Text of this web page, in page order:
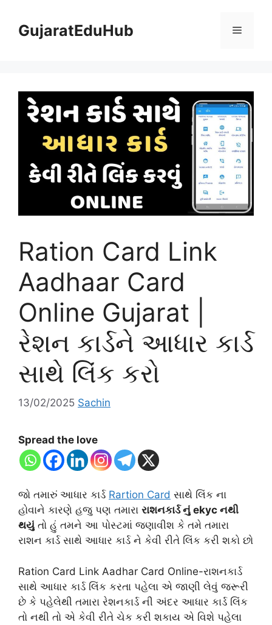
contentGujaratEduHub Menu
Ration Card Link
Aadhaar Card
Online Gujarat |
રેશન કાર્ડને આધાર કાર્ડ
સાથે લિંક કરો
13/02/2025 Sachin
Spread the love
જો તમારું આધાર કાર્ડ Rartion Card સાથે લિંક ના
હોવાને કારણે હજુ પણ તમારા રાશનકાર્ડ નું ekyc નથી
થયું તો હું તમને આ પોસ્ટમાં જણાવીશ કે તમે તમારા
રાશન કાર્ડ સાથે આધાર કાર્ડ ને કેવી રીતે લિંક કરી શકો છો
Ration Card Link Aadhar Card Online-રાશનકાર્ડ
સાથે આધાર કાર્ડ લિંક કરતા પહેલા એ જાણી લેવું જરૂરી
છે કે પહેલેથી તમારા રેશનકાર્ડ ની અંદર આધાર કાર્ડ લિંક
તો નથી તો એ કેવી રીતે ચેક કરી શકાય એ વિશે પહેલા